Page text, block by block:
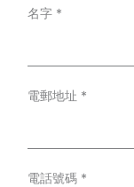
名字 *
電郵地址 *
電話號碼 *